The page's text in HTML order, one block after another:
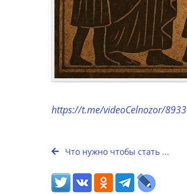
https://t.me/videoCelnozor/8933
Что нужно чтобы стать ...